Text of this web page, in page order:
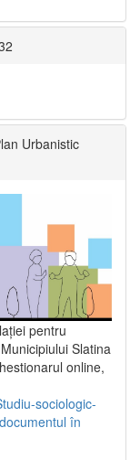
Urbanistic
pentru
Slatina
online,
sociologic-
documentul în